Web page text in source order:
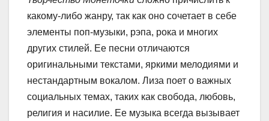
какому-либо жанру, так как оно сочетает в себе
элементы поп-музыки, рэпа, рока и многих
других стилей. Ее песни отличаются
оригинальными текстами, яркими мелодиями и
нестандартным вокалом. Лиза поет о важных
социальных темах, таких как свобода, любовь,
религия и насилие. Ее музыка всегда вызывает